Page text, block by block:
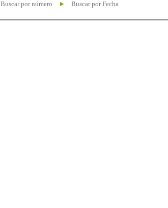
Buscar por número Buscar por Fecha